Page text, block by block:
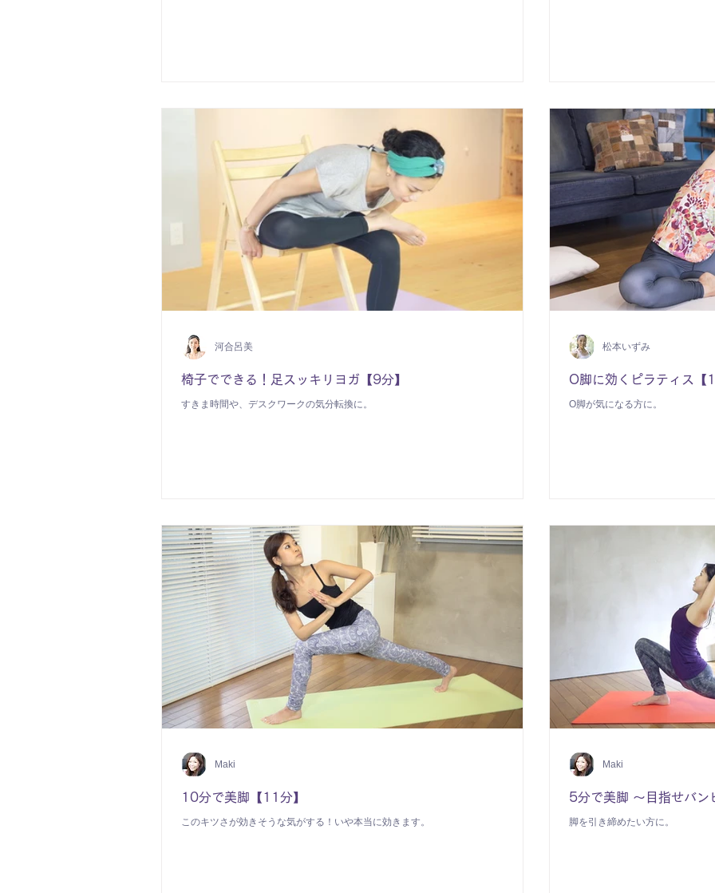
椅子でできる！足スッキリヨガ【9分】
すきま時間や、デスクワークの気分転換に。
河合呂美
O脚に効くピラティス【
O脚が気になる方に。
松本いずみ
10分で美脚【11分】
このキツさが効きそうな気がする！いや本当に効きます。
Maki
5分で美脚 ～目指せバン
脚を引き締めたい方に。
Maki